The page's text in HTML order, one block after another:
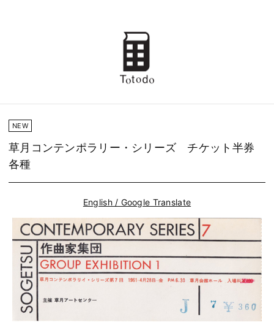
NEW
草月コンテンポラリー・シリーズ チケット半券
各種
English / Google Translate